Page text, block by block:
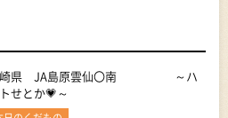
崎県 JA島原雲仙〇南 ～ハ
せとか💗～